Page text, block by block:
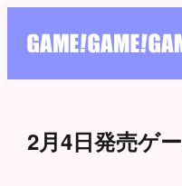
2月4日発売ゲ